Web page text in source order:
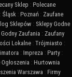
Sklep : Polecane
: Śląsk : Poznań : Zaufane
Sklepów : Sklepy Godne
Zaufania : Zaufany
Lokalne : Trójmiasto :
: Impreza : Party :
: Hurtownia
Warszawa : Firmy